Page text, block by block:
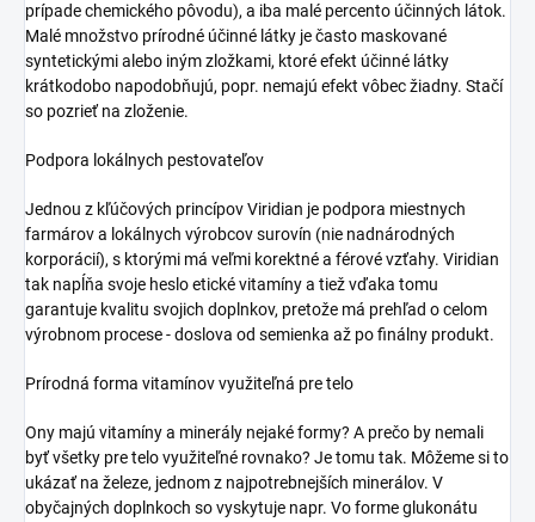
prípade chemického pôvodu), a iba malé percento účinných látok.
Malé množstvo prírodné účinné látky je často maskované
syntetickými alebo iným zložkami, ktoré efekt účinné látky
krátkodobo napodobňujú, popr. nemajú efekt vôbec žiadny. Stačí
so pozrieť na zloženie.
Podpora lokálnych pestovateľov
Jednou z kľúčových princípov Viridian je podpora miestnych
farmárov a lokálnych výrobcov surovín (nie nadnárodných
korporácií), s ktorými má veľmi korektné a férové vzťahy. Viridian
tak napĺňa svoje heslo etické vitamíny a tiež vďaka tomu
garantuje kvalitu svojich doplnkov, pretože má prehľad o celom
výrobnom procese - doslova od semienka až po finálny produkt.
Prírodná forma vitamínov využiteľná pre telo
Ony majú vitamíny a minerály nejaké formy? A prečo by nemali
byť všetky pre telo využiteľné rovnako? Je tomu tak. Môžeme si to
ukázať na železe, jednom z najpotrebnejších minerálov. V
obyčajných doplnkoch so vyskytuje napr. Vo forme glukonátu